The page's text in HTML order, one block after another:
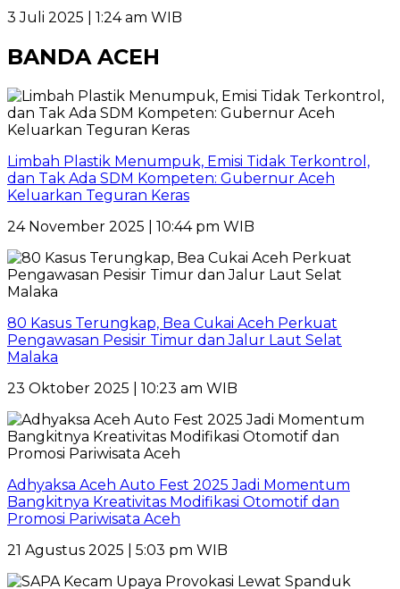
3 Juli 2025 | 1:24 am WIB
BANDA ACEH
Limbah Plastik Menumpuk, Emisi Tidak Terkontrol,
dan Tak Ada SDM Kompeten: Gubernur Aceh
Keluarkan Teguran Keras
24 November 2025 | 10:44 pm WIB
80 Kasus Terungkap, Bea Cukai Aceh Perkuat
Pengawasan Pesisir Timur dan Jalur Laut Selat
Malaka
23 Oktober 2025 | 10:23 am WIB
Adhyaksa Aceh Auto Fest 2025 Jadi Momentum
Bangkitnya Kreativitas Modifikasi Otomotif dan
Promosi Pariwisata Aceh
21 Agustus 2025 | 5:03 pm WIB